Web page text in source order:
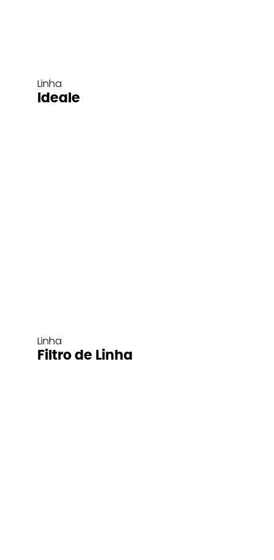
Linha
Ideale
Linha
Filtro de Linha